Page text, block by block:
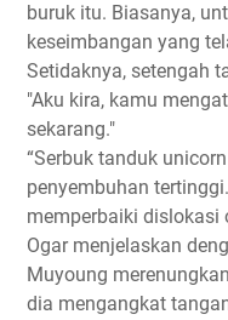
buruk itu. Biasanya,
keseimbangan yang
Setidaknya, setengah
"Aku kira, kamu
sekarang."
“Serbuk tanduk
penyembuhan
memperbaiki dislokasi
Ogar menjelaskan
Muyoung
dia mengangkat